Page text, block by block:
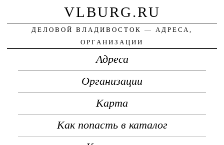
VLBURG.RU
ДЕЛОВОЙ ВЛАДИВОСТОК — АДРЕСА,
ОРГАНИЗАЦИИ
Адреса
Организации
Карта
Как попасть в каталог